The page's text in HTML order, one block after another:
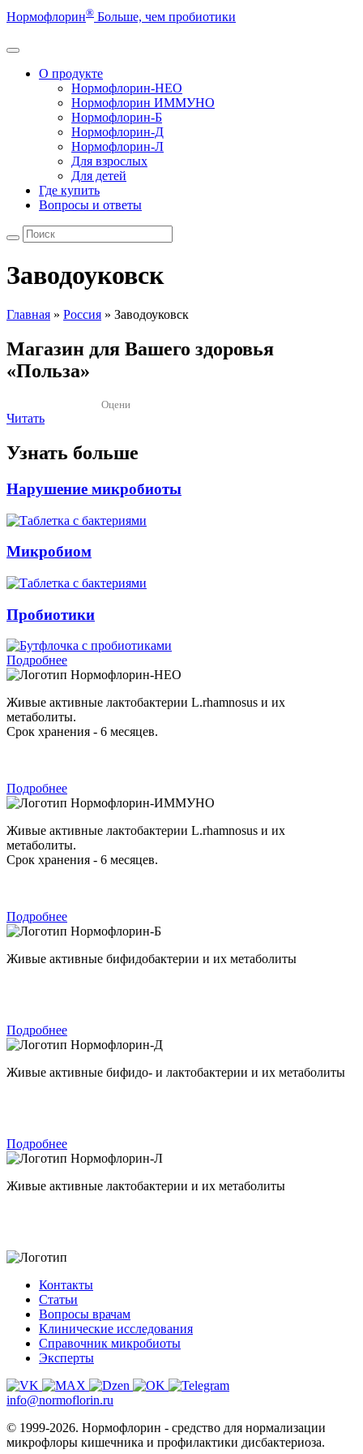
Нормофлорин® Больше, чем пробиотики
О продукте
Нормофлорин-НЕО
Нормофлорин ИММУНО
Нормофлорин-Б
Нормофлорин-Д
Нормофлорин-Л
Для взрослых
Для детей
Где купить
Вопросы и ответы
Заводоуковск
Главная » Россия » Заводоуковск
Магазин для Вашего здоровья
«Польза»
Оцени
Читать
Узнать больше
Нарушение микробиоты
Микробиом
Пробиотики
Подробнее
Нормофлорин-НЕО
Живые активные лактобактерии L.rhamnosus и их
метаболиты.
Срок хранения - 6 месяцев.
Подробнее
Нормофлорин-ИММУНО
Живые активные лактобактерии L.rhamnosus и их
метаболиты.
Срок хранения - 6 месяцев.
Подробнее
Нормофлорин-Б
Живые активные бифидобактерии и их метаболиты
Подробнее
Нормофлорин-Д
Живые активные бифидо- и лактобактерии и их метаболиты
Подробнее
Нормофлорин-Л
Живые активные лактобактерии и их метаболиты
Контакты
Статьи
Вопросы врачам
Клинические исследования
Справочник микробиоты
Эксперты
info@normoflorin.ru
© 1999-2026. Нормофлорин - средство для нормализации
микрофлоры кишечника и профилактики дисбактериоза.